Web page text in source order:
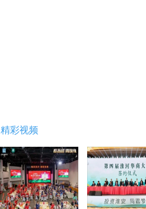
精彩视频